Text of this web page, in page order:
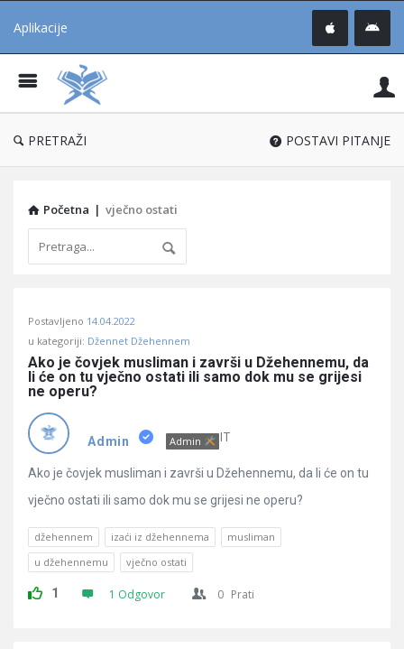
Aplikacije
®
PRETRAŽI POSTAVI PITANJE
Početna | vječno ostati
Učene
Latest
Pitanja
Postavljeno 14.04.2022
u kategoriji: Džennet Džehennem
Ako je čovjek musliman i završi u Džehennemu, da
li će on tu vječno ostati ili samo dok mu se grijesi
ne operu?
Admin Admin IT
Ako je čovjek musliman i završi u Džehennemu, da li će on tu
vječno ostati ili samo dok mu se grijesi ne operu?
džehennem izaći iz džehennema
musliman
u džehennemu
vječno ostati
1 1 Odgovor 0 Prati